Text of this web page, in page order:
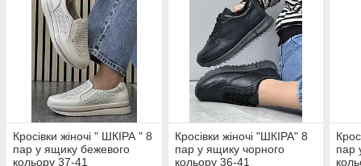
Кросівки жіночі " ШКІРА " 8
пар у ящику бежевого
кольору 37-41
Кросівки жіночі "ШКІРА" 8
пар у ящику чорного
кольору 36-41
пар